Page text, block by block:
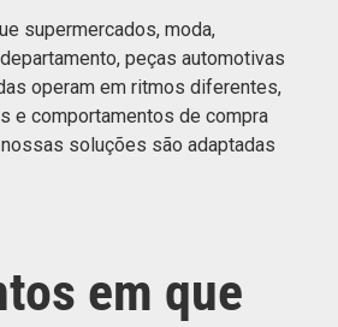
supermercados, moda,
peças automotivas
operam em ritmos diferentes,
e comportamentos de compra
soluções são adaptadas
em que